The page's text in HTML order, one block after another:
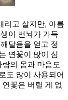
리고 살지만, 아름
이 번뇌가 가득
달음을 얻고 정
연꽃이 많이 심
의 몸과 마음도
도 많이 사용되어
꽃은 버릴 게 없